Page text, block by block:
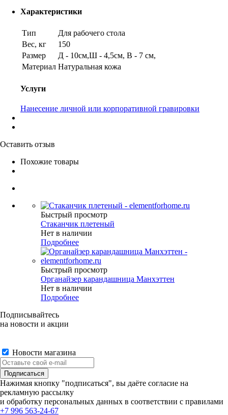
Характеристики
Тип
Для рабочего стола
Вес, кг
150
Размер
Д - 10см,Ш - 4,5см, В - 7 см,
Материал Натуральная кожа
Услуги
Нанесение личной или корпоративной гравировки
Оставить отзыв
Похожие товары
Быстрый просмотр
Стаканчик плетеный
Нет в наличии
Подробнее
Быстрый просмотр
Органайзер карандашница Манхэттен
Нет в наличии
Подробнее
Подписывайтесь
на новости и акции
Новости магазина
Нажимая кнопку "подписаться", вы даёте согласие на
рекламную рассылку
и обработку персональных данных в соответствии с правилами
+7 996 563-24-67